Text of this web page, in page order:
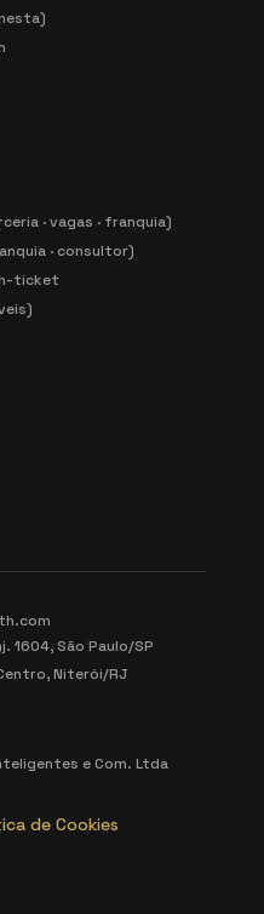
· vagas · franquia)
· consultor)
ticket
1604, São Paulo/SP
Niterói/RJ
e Com. Ltda
de Cookies